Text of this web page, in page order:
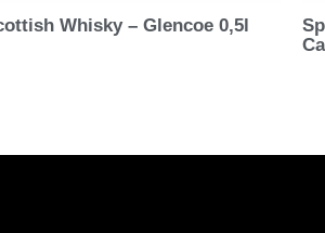
Whisky – Glencoe 0,5l